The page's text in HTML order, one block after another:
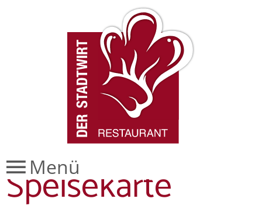
Menü
+43 4242 24619
info@stadtwirt-villach.at
Dienstag Ruhetag
Reservierung
Speisekarte